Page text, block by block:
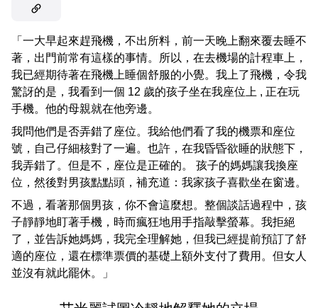
「一大早起來趕飛機，不出所料，前一天晚上翻來覆去睡不
著，出門前常有這樣的事情。所以，在去機場的計程車上，
我已經期待著在飛機上睡個舒服的小覺。我上了飛機，令我
驚訝的是，我看到一個 12 歲的孩子坐在我座位上 , 正在玩
手機。他的母親就在他旁邊。
我問他們是否弄錯了座位。我給他們看了我的機票和座位
號，自己仔細核對了一遍。也許，在我昏昏欲睡的狀態下，
我弄錯了。但是不，座位是正確的。 孩子的媽媽讓我換座
位，然後對男孩點點頭，補充道：我家孩子喜歡坐在窗邊。
不過，看著那個男孩，你不會這麼想。整個談話過程中，孩
子靜靜地盯著手機，時而瘋狂地用手指敲擊螢幕。我拒絕
了，並告訴她媽媽，我完全理解她，但我已經提前預訂了舒
適的座位，還在標準票價的基礎上額外支付了費用。但女人
並沒有就此罷休。」